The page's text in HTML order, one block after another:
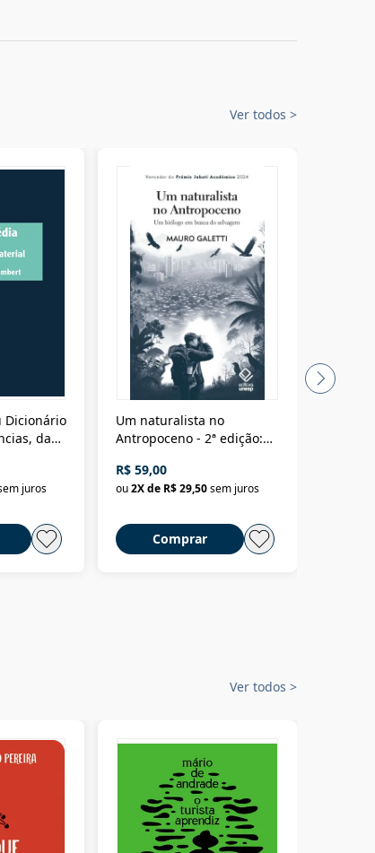
Ver todos >
Dicionário
das
juros
Um naturalista no
Antropoceno - 2ª edição:
selvagem
R$ 59,00
ou2X de R$ 29,50sem juros
Comprar
Ver todos >